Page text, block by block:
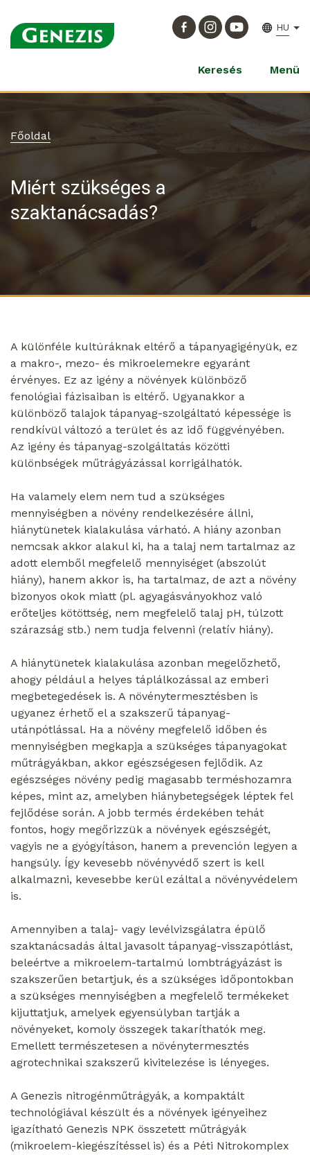
HU
Keresés Menü
Főoldal
Miért szükséges a
szaktanácsadás?
A különféle kultúráknak eltérő a tápanyagigényük, ez
a makro-, mezo- és mikroelemekre egyaránt
érvényes. Ez az igény a növények különböző
fenológiai fázisaiban is eltérő. Ugyanakkor a
különböző talajok tápanyag-szolgáltató képessége is
rendkívül változó a terület és az idő függvényében.
Az igény és tápanyag-szolgáltatás közötti
különbségek műtrágyázással korrigálhatók.
Ha valamely elem nem tud a szükséges
mennyiségben a növény rendelkezésére állni,
hiánytünetek kialakulása várható. A hiány azonban
nemcsak akkor alakul ki, ha a talaj nem tartalmaz az
adott elemből megfelelő mennyiséget (abszolút
hiány), hanem akkor is, ha tartalmaz, de azt a növény
bizonyos okok miatt (pl. agyagásványokhoz való
erőteljes kötöttség, nem megfelelő talaj pH, túlzott
szárazság stb.) nem tudja felvenni (relatív hiány).
A hiánytünetek kialakulása azonban megelőzhető,
ahogy például a helyes táplálkozással az emberi
megbetegedések is. A növénytermesztésben is
ugyanez érhető el a szakszerű tápanyag-
utánpótlással. Ha a növény megfelelő időben és
mennyiségben megkapja a szükséges tápanyagokat
műtrágyákban, akkor egészségesen fejlődik. Az
egészséges növény pedig magasabb terméshozamra
képes, mint az, amelyben hiánybetegségek léptek fel
fejlődése során. A jobb termés érdekében tehát
fontos, hogy megőrizzük a növények egészségét,
vagyis ne a gyógyításon, hanem a prevención legyen a
hangsúly. Így kevesebb növényvédő szert is kell
alkalmazni, kevesebbe kerül ezáltal a növényvédelem
is.
Amennyiben a talaj- vagy levélvizsgálatra épülő
szaktanácsadás által javasolt tápanyag-visszapótlást,
beleértve a mikroelem-tartalmú lombtrágyázást is
szakszerűen betartjuk, és a szükséges időpontokban
a szükséges mennyiségben a megfelelő termékeket
kijuttatjuk, amelyek egyensúlyban tartják a
növényeket, komoly összegek takaríthatók meg.
Emellett természetesen a növénytermesztés
agrotechnikai szakszerű kivitelezése is lényeges.
A Genezis nitrogénműtrágyák, a kompaktált
technológiával készült és a növények igényeihez
igazítható Genezis NPK összetett műtrágyák
(mikroelem-kiegészítéssel is) és a Péti Nitrokomplex